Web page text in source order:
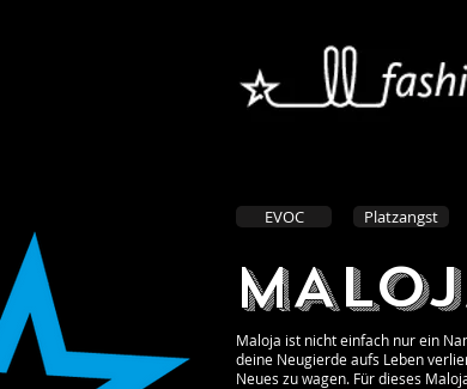
EVOC Platzangst
Maloja ist nicht einfach nur ein
deine Neugierde aufs Leben
Neues zu wagen. Für dieses